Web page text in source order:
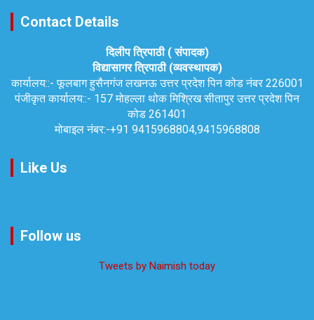
Contact Details
दिलीप त्रिपाठी ( संपादक)
विद्यासागर त्रिपाठी (व्यवस्थापक)
कार्यालय::-फूलबाग हुसैनगंज लखनऊ उत्तर प्रदेश पिन कोड नंबर 226001
पंजीकृत कार्यालय::- 157 मोहल्ला थोक मिश्रिख सीतापुर उत्तर प्रदेश पिन
कोड 261401
मोबाइल नंबर:-+91 9415968804,9415968808
Like Us
Follow us
Tweets by Naimish today